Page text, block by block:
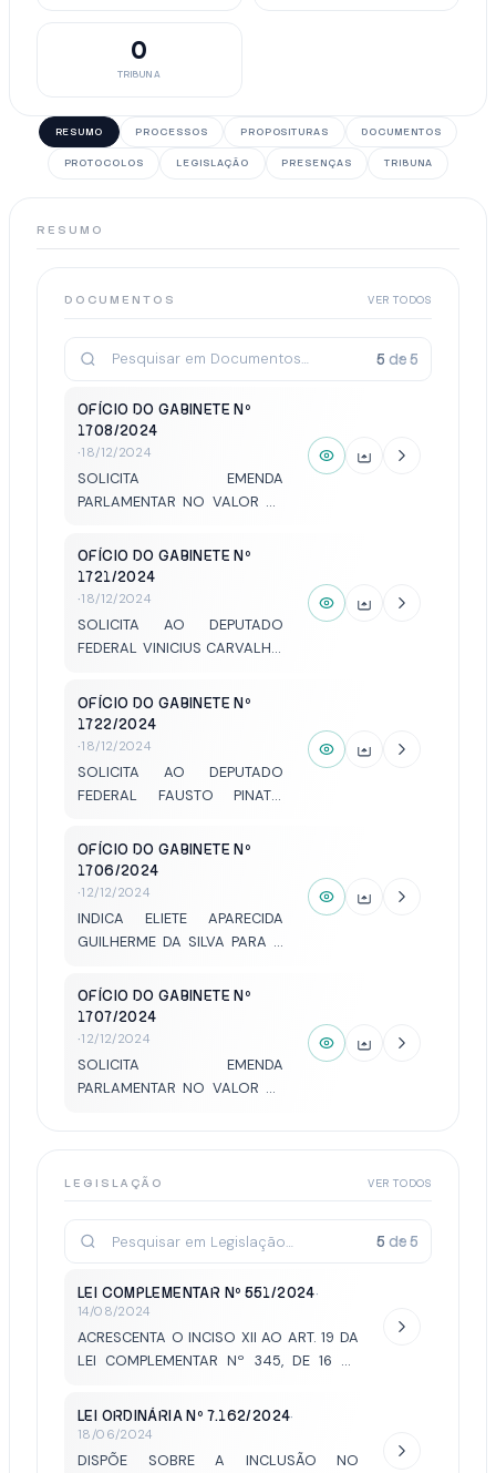
0
TRIBUNA
RESUMO PROCESSOS PROPOSITURAS DOCUMENTOS
PROTOCOLOS LEGISLAÇÃO PRESENÇAS TRIBUNA
RESUMO
DOCUMENTOS VER TODOS
5 de5
OFÍCIO DO GABINETE Nº
1708/2024
·18/12/2024
SOLICITA EMENDA
PARLAMENTAR NO VALOR DE
CINQUENTA MIL REAIS PARA
INVESTIMENTOS NA REDE
MUNICIPAL DE SAÚDE.
OFÍCIO DO GABINETE Nº
1721/2024
·18/12/2024
SOLICITA AO DEPUTADO
FEDERAL VINICIUS CARVALHO
R$500 MIL REAIS PARA OBRAS
NA AVENIDA EMÍLIO ARROYO
HERNANDES.
OFÍCIO DO GABINETE Nº
1722/2024
·18/12/2024
SOLICITA AO DEPUTADO
FEDERAL FAUSTO PINATO
ESPECIAL NO VALOR DE
R$300 MIL PARA NOSSO
MUNICÍPIO.
OFÍCIO DO GABINETE Nº
1706/2024
·12/12/2024
INDICA ELIETE APARECIDA
GUILHERME DA SILVA PARA A
MULHER DESTAQUE.
OFÍCIO DO GABINETE Nº
1707/2024
·12/12/2024
SOLICITA EMENDA
PARLAMENTAR NO VALOR DE
MUNICIPAL DE SAÚDE.
LEGISLAÇÃO VER TODOS
5 de5
LEI COMPLEMENTAR Nº 551/2024·
14/08/2024
ACRESCENTA O INCISO XII AO ART. 19 DA
LEI COMPLEMENTAR Nº 345, DE 16 DE
LEI ORDINÁRIA Nº 7.162/2024·
18/06/2024
DISPÕE SOBRE A INCLUSÃO NO